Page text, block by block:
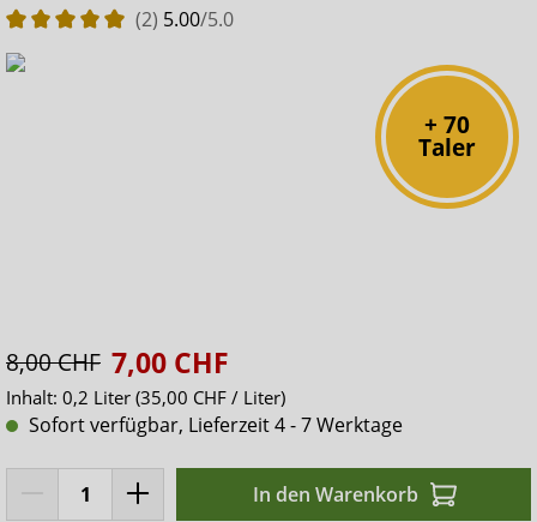
(2) 5.00/5.0
+ 70
Taler
8,00 CHF 7,00 CHF
Inhalt: 0,2 Liter (35,00 CHF / Liter)
Sofort verfügbar, Lieferzeit 4 - 7 Werktage
In den Warenkorb